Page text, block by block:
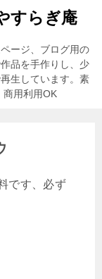
すらぎ庵
ージ、ブログ用の
品を手作りし、少
生しています。素
商用利用OK
です、必ず